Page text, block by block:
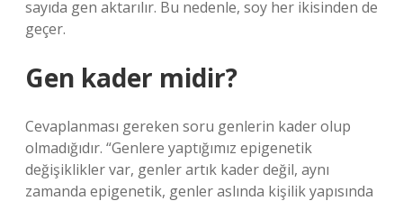
sayıda gen aktarılır. Bu nedenle, soy her ikisinden de
geçer.
Gen kader midir?
Cevaplanması gereken soru genlerin kader olup
olmadığıdır. “Genlere yaptığımız epigenetik
değişiklikler var, genler artık kader değil, aynı
zamanda epigenetik, genler aslında kişilik yapısında